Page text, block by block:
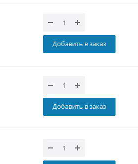
Добавить в заказ
Добавить в заказ